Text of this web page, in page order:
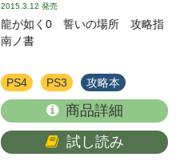
2015.3.12 発売
龍が如く0 誓いの場所 攻略指
南ノ書
PS4 PS3 攻略本
商品詳細
試し読み